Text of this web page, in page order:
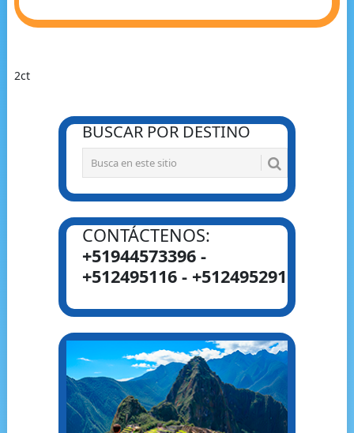
2ct
BUSCAR POR DESTINO
CONTÁCTENOS:
+51944573396 -
+512495116 - +512495291